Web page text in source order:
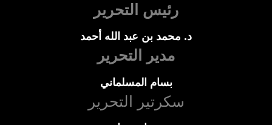
رئيس التحرير
د. محمد بن عبد الله أحمد
مدير التحرير
بسام المسلماني
سكرتير التحرير